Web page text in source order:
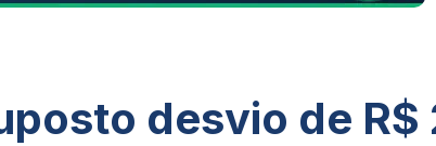
desvio de R$